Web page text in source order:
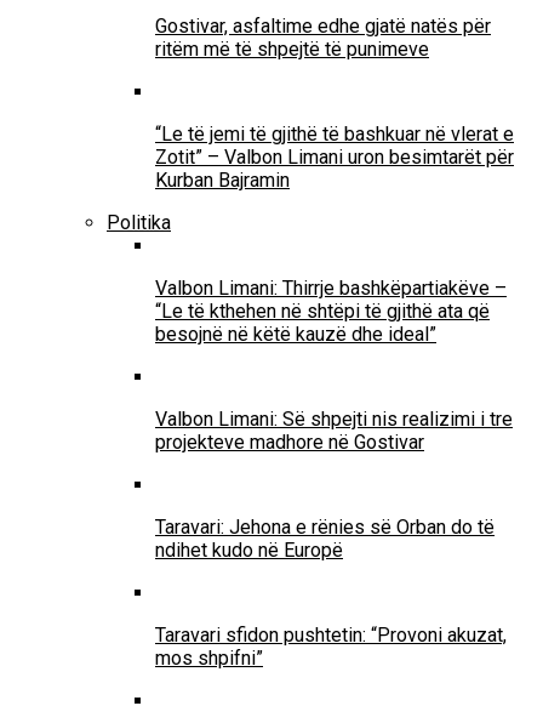
Gostivar, asfaltime edhe gjatë natës për
ritëm më të shpejtë të punimeve
“Le të jemi të gjithë të bashkuar në vlerat e
Zotit” – Valbon Limani uron besimtarët për
Kurban Bajramin
Politika
Valbon Limani: Thirrje bashkëpartiakëve –
“Le të kthehen në shtëpi të gjithë ata që
besojnë në këtë kauzë dhe ideal”
Valbon Limani: Së shpejti nis realizimi i tre
projekteve madhore në Gostivar
Taravari: Jehona e rënies së Orban do të
ndihet kudo në Europë
Taravari sfidon pushtetin: “Provoni akuzat,
mos shpifni”